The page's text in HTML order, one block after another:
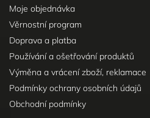
Moje objednávka
Věrnostní program
Doprava a platba
Používání a ošetřování produktů
Výměna a vrácení zboží, reklamace
Podmínky ochrany osobních údajů
Obchodní podmínky